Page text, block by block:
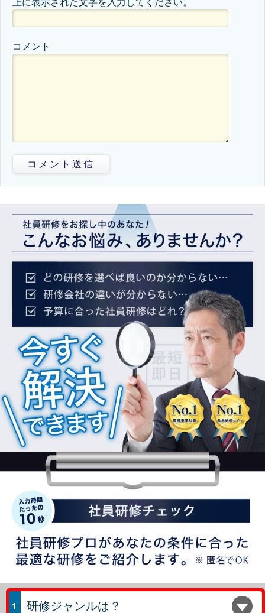
上に表示された文字を入力してください。
コメント
コメント送信
研修ジャンルは？